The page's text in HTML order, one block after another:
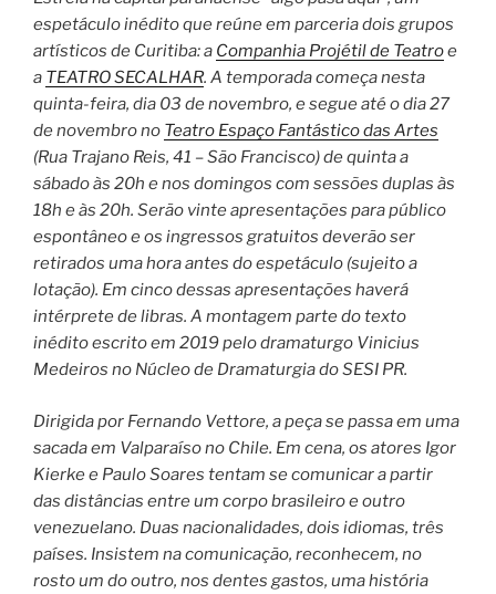
espetáculo inédito que reúne em parceria dois grupos
artísticos de Curitiba: a Companhia Projétil de Teatroe
a TEATRO SECALHAR. A temporada começa nesta
quinta-feira, dia 03 de novembro, e segue até o dia 27
de novembro no Teatro Espaço Fantástico das Artes
(Rua Trajano Reis, 41 – São Francisco) de quinta a
sábado às 20h e nos domingos com sessões duplas às
18h e às 20h. Serão vinte apresentações para público
espontâneo e os ingressos gratuitos deverão ser
retirados uma hora antes do espetáculo (sujeito a
lotação). Em cinco dessas apresentações haverá
intérprete de libras. A montagem parte do texto
inédito escrito em 2019 pelo dramaturgo Vinicius
Medeiros no Núcleo de Dramaturgia do SESI PR.
Dirigida por Fernando Vettore, a peça se passa em uma
sacada em Valparaíso no Chile. Em cena, os atores Igor
Kierke e Paulo Soares tentam se comunicar a partir
das distâncias entre um corpo brasileiro e outro
venezuelano. Duas nacionalidades, dois idiomas, três
países. Insistem na comunicação, reconhecem, no
rosto um do outro, nos dentes gastos, uma história